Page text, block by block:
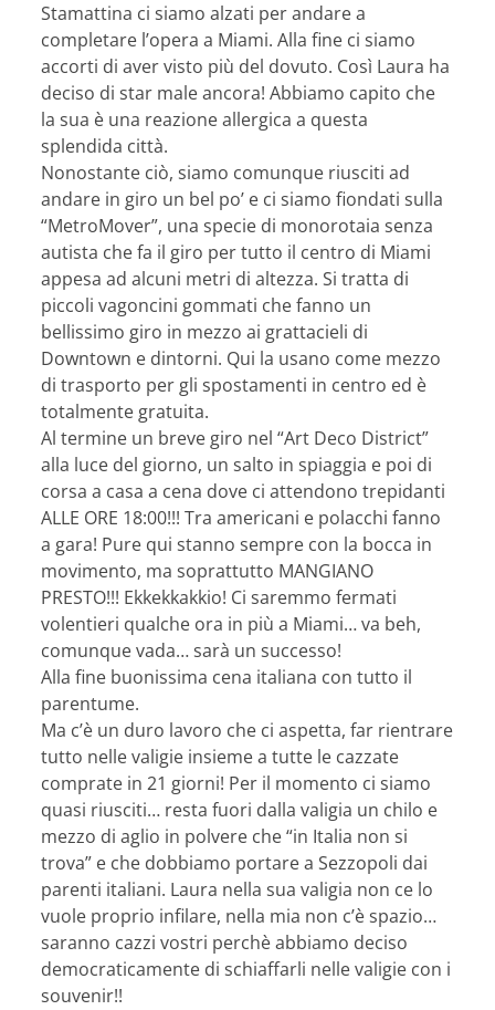
Stamattina ci siamo alzati per andare a
completare l’opera a Miami. Alla fine ci siamo
accorti di aver visto più del dovuto. Così Laura ha
deciso di star male ancora! Abbiamo capito che
la sua è una reazione allergica a questa
splendida città.
Nonostante ciò, siamo comunque riusciti ad
andare in giro un bel po’ e ci siamo fiondati sulla
“MetroMover”, una specie di monorotaia senza
autista che fa il giro per tutto il centro di Miami
appesa ad alcuni metri di altezza. Si tratta di
piccoli vagoncini gommati che fanno un
bellissimo giro in mezzo ai grattacieli di
Downtown e dintorni. Qui la usano come mezzo
di trasporto per gli spostamenti in centro ed è
totalmente gratuita.
Al termine un breve giro nel “Art Deco District”
alla luce del giorno, un salto in spiaggia e poi di
corsa a casa a cena dove ci attendono trepidanti
ALLE ORE 18:00!!! Tra americani e polacchi fanno
a gara! Pure qui stanno sempre con la bocca in
movimento, ma soprattutto MANGIANO
PRESTO!!! Ekkekkakkio! Ci saremmo fermati
volentieri qualche ora in più a Miami… va beh,
comunque vada… sarà un successo!
Alla fine buonissima cena italiana con tutto il
parentume.
Ma c’è un duro lavoro che ci aspetta, far rientrare
tutto nelle valigie insieme a tutte le cazzate
comprate in 21 giorni! Per il momento ci siamo
quasi riusciti… resta fuori dalla valigia un chilo e
mezzo di aglio in polvere che “in Italia non si
trova” e che dobbiamo portare a Sezzopoli dai
parenti italiani. Laura nella sua valigia non ce lo
vuole proprio infilare, nella mia non c’è spazio…
saranno cazzi vostri perchè abbiamo deciso
democraticamente di schiaffarli nelle valigie con i
souvenir!!